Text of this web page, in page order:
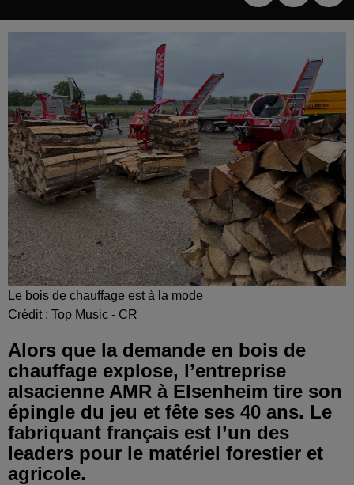
Le bois de chauffage est à la mode
Crédit : Top Music - CR
Alors que la demande en bois de
chauffage explose, l’entreprise
alsacienne AMR à Elsenheim tire son
épingle du jeu et fête ses 40 ans. Le
fabriquant français est l’un des
leaders pour le matériel forestier et
agricole.